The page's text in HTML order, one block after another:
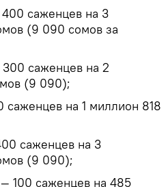
саженцев на 3
(9 090 сомов за
саженцев на 2
(9 090);
на 1 миллион 818
саженцев на 3
(9 090);
100 саженцев на 485